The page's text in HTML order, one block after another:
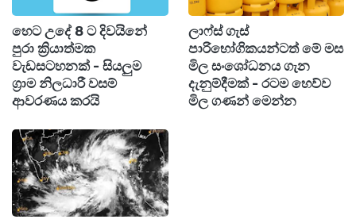
වෙරළට ඔබ්බෙන් වන මුහුදු ප්‍රදේශවල සුළගේ
වේගය විටින් විට පැයට කිලෝමීටර් 50 සිට 60
දක්වා වැඩි වන බව කාලගුණ විද්‍යා
දෙපාර්තමේන්තුව නිවේදනය කළේය.
ඒ අනුව එම ප්‍රදේශවල මුහුදු ප්‍රදේශ විටින් විට ඉතා
රළුවේ. මේ පිළිබඳව අවධානයෙන් කටයුතු කරන
ලෙසත් තමන් විසින් මේ සම්බන්ධයෙන් නිකුත්
කරනු ලබන සෙසු නිවේදන පිළිබඳව, අවධානයෙන්
හෙට උදේ 8 ට දිවයිනේ
පුරා ක්‍රියාත්මක
වැඩසටහනක් - සියලුම
ග්‍රාම නිලධාරී වසම්
ආවරණය කරයි
ලාෆ්ස් ගැස්
පාරිභෝගිකයන්ටත් මේ මස
මිල සංශෝධනය ගැන
දැනුම්දීමක් - රටම හෙව්ව
මිල ගණන් මෙන්න